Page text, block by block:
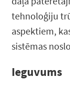
tehnoloģiju
aspektiem,
sistēmas
Ieguvums